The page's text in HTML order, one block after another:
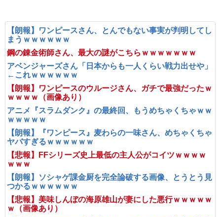
【朗報】ワンピースさん、とんでもない事実が判明してし
まうｗｗｗｗｗｗ
鋼の錬金術師さん、最大の謎がこちらｗｗｗｗｗｗｗ
アベンジャーズさん「日本からも一人くらい戦力出せや」
←これｗｗｗｗｗｗ
【朗報】ワンピースのウルージさん、ガチで最強だったｗ
ｗｗｗｗ（画像あり）
アニメ『スラムダンク』の最終回、もうめちゃくちゃｗｗ
ｗｗｗｗｗ
【朗報】『ワンピース』麦わらの一味さん、めちゃくちゃ
ヤバすぎるｗｗｗｗｗｗ
【悲報】FFシリーズ史上最低の主人公がコイツｗｗｗｗ
ｗｗｗ
【朗報】ソシャゲ課金厨を完全論破する画像、とうとう見
つかるｗｗｗｗｗｗ
【悲報】美味しんぼの海原雄山が妻にした悪行ｗｗｗｗｗ
ｗ（画像あり）